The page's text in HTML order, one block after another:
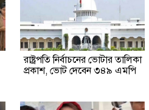
রাষ্ট্রপতি নির্বাচনের ভোটার তালিকা
প্রকাশ, ভোট দেবেন ৩৪৯ এমপি